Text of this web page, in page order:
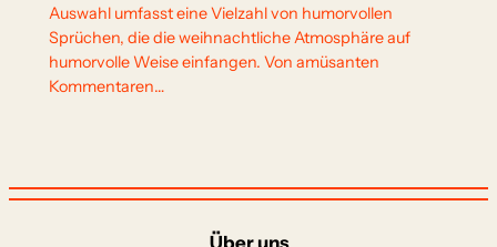
Auswahl umfasst eine Vielzahl von humorvollen
Sprüchen, die die weihnachtliche Atmosphäre auf
humorvolle Weise einfangen. Von amüsanten
Kommentaren…